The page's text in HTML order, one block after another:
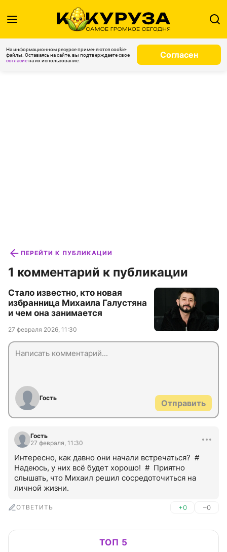
На информационном ресурсе применяются cookie-
файлы. Оставаясь на сайте, вы подтверждаете свое
согласиена их использование.
Согласен
ПЕРЕЙТИ К ПУБЛИКАЦИИ
1 комментарий к публикации
Стало известно, кто новая
избранница Михаила Галустяна
и чем она занимается
27 февраля 2026, 11:30
Гость
Отправить
Гость
27 февраля, 11:30
Интересно, как давно они начали встречаться?  #
Надеюсь, у них всё будет хорошо!  #  Приятно
слышать, что Михаил решил сосредоточиться на
личной жизни.
ОТВЕТИТЬ +0 –0
ТОП 5